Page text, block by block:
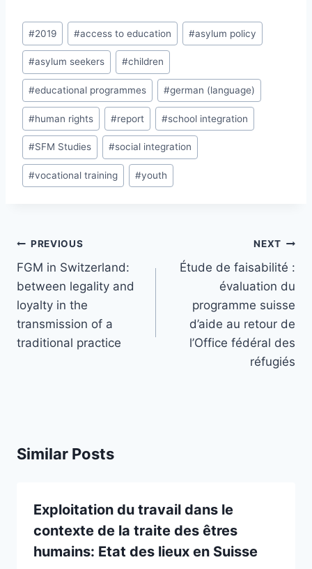
Post
Tags:
#2019 #access to education #asylum policy
#asylum seekers #children
#educational programmes #german (language)
#human rights #report #school integration
#SFM Studies #social integration
#vocational training #youth
Post
navigation
PREVIOUS
FGM in Switzerland:
between legality and
loyalty in the
transmission of a
traditional practice
NEXT
Étude de faisabilité :
évaluation du
programme suisse
d’aide au retour de
l’Office fédéral des
réfugiés
Similar Posts
Exploitation du travail dans le
contexte de la traite des êtres
humains: Etat des lieux en Suisse